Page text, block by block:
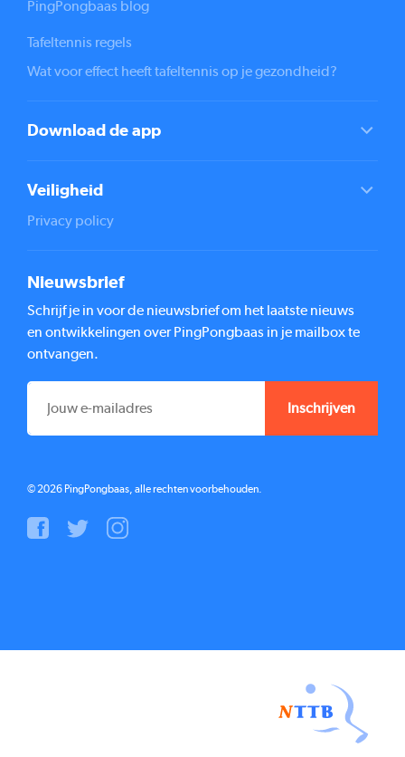
PingPongbaas blog
Tafeltennis regels
Wat voor effect heeft tafeltennis op je gezondheid?
Download de app
Veiligheid
Privacy policy
Nieuwsbrief
Schrijf je in voor de nieuwsbrief om het laatste nieuws
en ontwikkelingen over PingPongbaas in je mailbox te
ontvangen.
E-
MAILADRES *
© 2026 PingPongbaas, alle rechten voorbehouden.